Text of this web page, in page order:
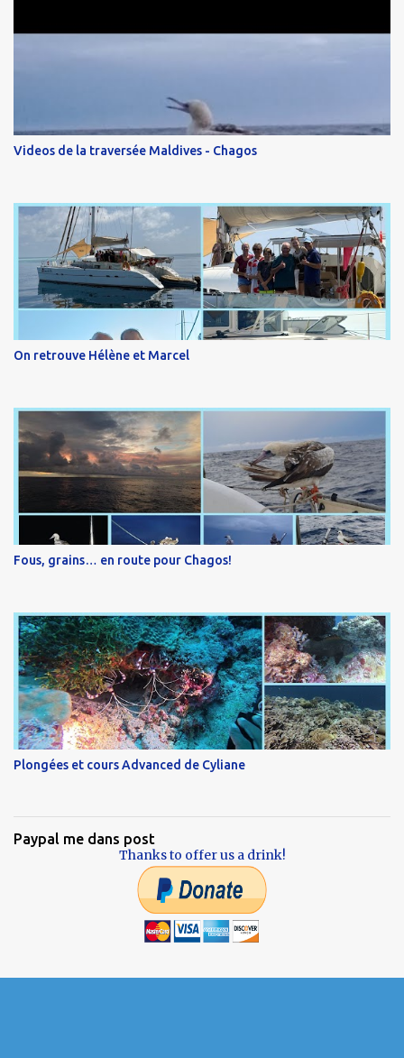
Videos de la traversée Maldives - Chagos
On retrouve Hélène et Marcel
Fous, grains… en route pour Chagos!
Plongées et cours Advanced de Cyliane
Paypal me dans post
Thanks to offer us a drink!